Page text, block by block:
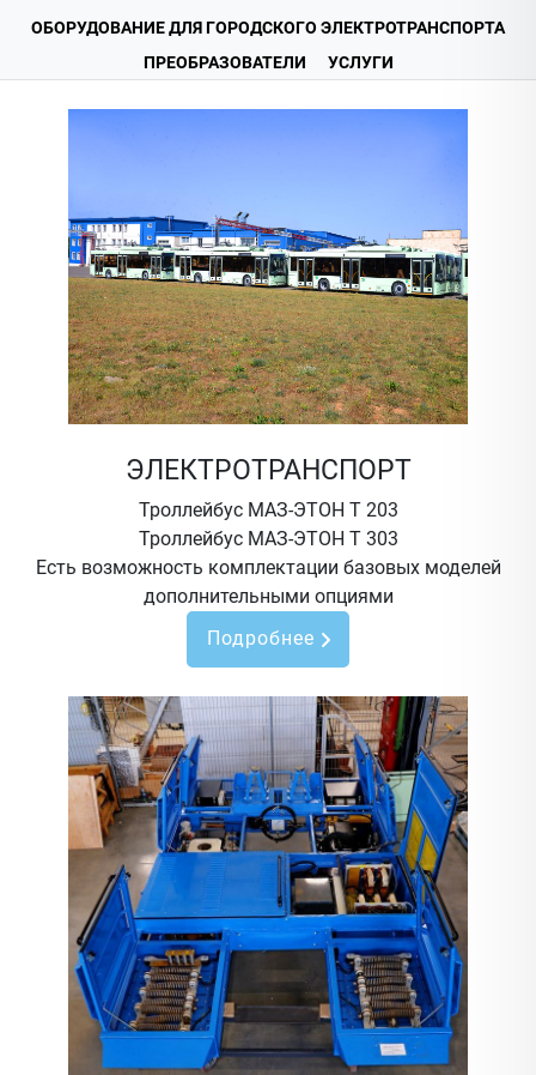
ОБОРУДОВАНИЕ ДЛЯ ГОРОДСКОГО ЭЛЕКТРОТРАНСПОРТА
ПРЕОБРАЗОВАТЕЛИ
УСЛУГИ
ЭЛЕКТРОТРАНСПОРТ
Троллейбус МАЗ-ЭТОН Т 203
Троллейбус МАЗ-ЭТОН Т 303
Есть возможность комплектации базовых моделей
дополнительными опциями
Подробнее